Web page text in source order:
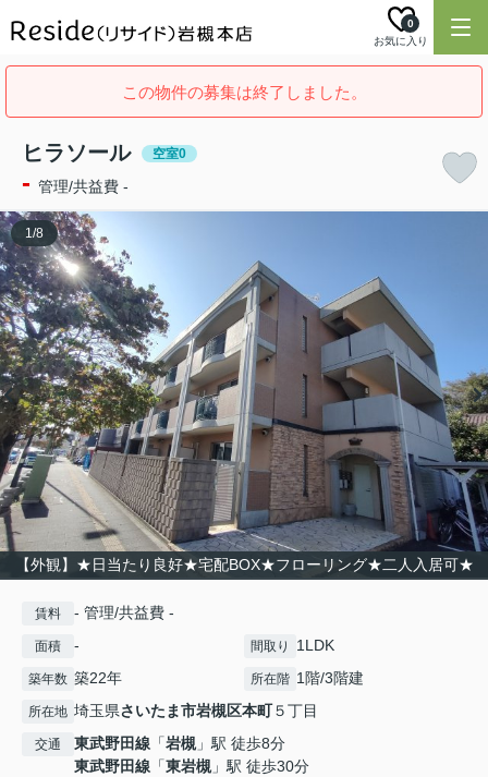
お気に入り
0
この物件の募集は終了しました。
ヒラソール 空室0
- 管理/共益費 -
【外観】★日当たり良好★宅配BOX★フローリング★二人入居可★
1/8
賃料 - 管理/共益費 -
面積 - 間取り 1LDK
築年数 築22年 所在階 1階/3階建
所在地 埼玉県さいたま市岩槻区本町５丁目
交通 東武野田線 「岩槻 」駅 徒歩8分
東武野田線 「東岩槻 」駅 徒歩30分